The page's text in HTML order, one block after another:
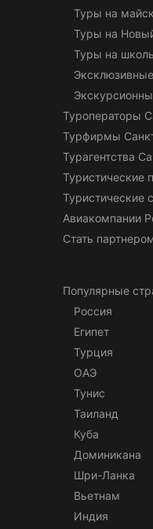
Туры на
Туры на
Туры на
Туроператоры
Турфирмы
Турагентства
Туристические
Туристические
Авиакомпании
Стать
Популярные
Россия
Египет
Турция
ОАЭ
Тунис
Таиланд
Куба
Доминикана
Шри-Ланка
Вьетнам
Индия